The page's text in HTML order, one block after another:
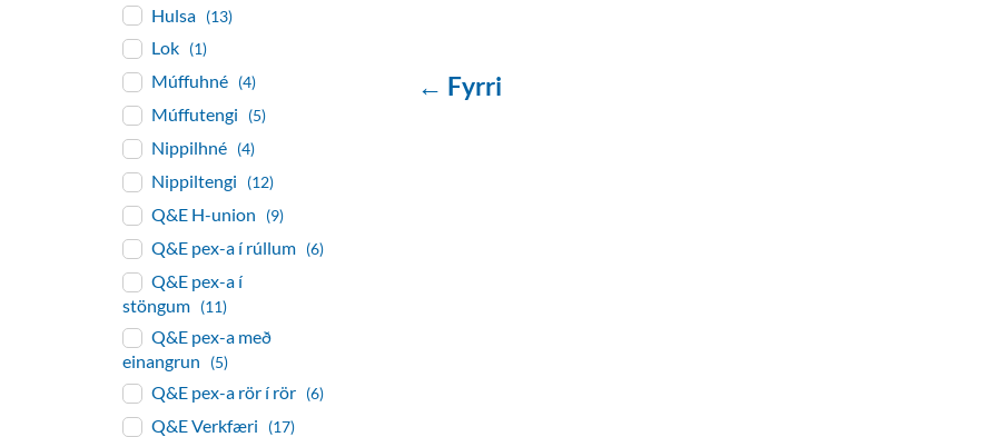
← Fyrri
Hulsa (13)
Lok (1)
Múffuhné (4)
Múffutengi (5)
Nippilhné (4)
Nippiltengi (12)
Q&E H-union (9)
Q&E pex-a í rúllum (6)
Q&E pex-a í
stöngum (11)
Q&E pex-a með
einangrun
(5)
Q&E pex-a rör í rör (6)
Q&E Verkfæri (17)